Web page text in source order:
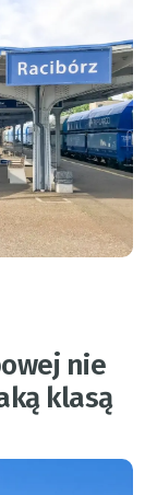
nie
klasą